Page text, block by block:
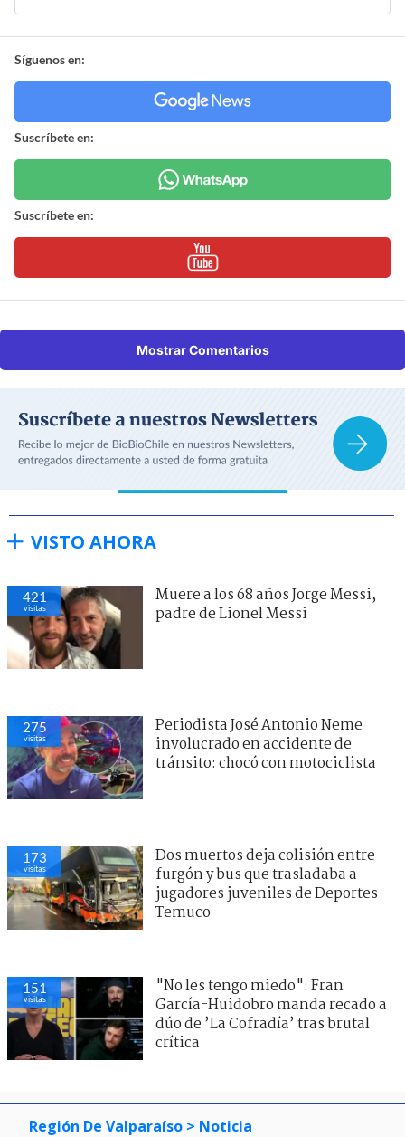
Síguenos en:
Suscríbete en:
Suscríbete en:
Mostrar Comentarios
VISTO AHORA
421
visitas
Muere a los 68 años Jorge Messi,
padre de Lionel Messi
275
visitas
Periodista José Antonio Neme
involucrado en accidente de
tránsito: chocó con motociclista
173
visitas
Dos muertos deja colisión entre
furgón y bus que trasladaba a
jugadores juveniles de Deportes
Temuco
151
visitas
"No les tengo miedo": Fran
García-Huidobro manda recado a
dúo de ’La Cofradía’ tras brutal
crítica
Región De Valparaíso > Noticia